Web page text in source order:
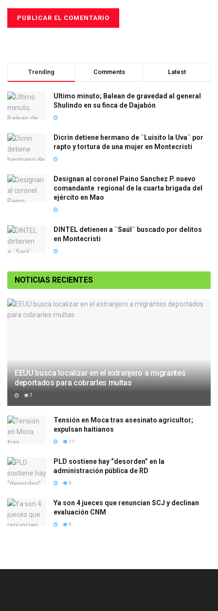
Trending Comments Latest
Ultimo minuto; Balean de gravedad al general
Shulindo en su finca de Dajabón
Dicrin detiene hermano de ¨Luisito la Uva¨ por
rapto y tortura de una mujer en Montecristi
Designan al coronel Paino Sanchez P. nuevo
comandante regional de la cuarta brigada del
ejército en Mao
DINTEL detienen a ¨Saúl¨ buscado por delitos
en Montecristi
NOTICIAS RECIENTES
EEUU busca localizar en el extranjero a migrantes
deportados para cobrarles multas
7
Tensión en Moca tras asesinato agricultor;
expulsan haitianos
11
PLD sostiene hay “desorden” en la
administración pública de RD
9
Ya son 4 jueces que renuncian SCJ y declinan
evaluación CNM
9